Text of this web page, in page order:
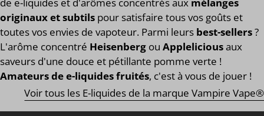
originaux et subtils pour satisfaire tous vos goûts et
toutes vos envies de vapoteur. Parmi leurs best-sellers?
L'arôme concentré Heisenberg ou Appleliciousaux
saveurs d'une douce et pétillante pomme verte !
Amateurs de e-liquides fruités, c'est à vous de jouer !
Voir tous les E-liquides de la marque Vampire Vape®